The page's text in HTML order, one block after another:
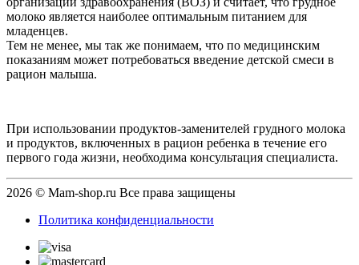
молоко является наиболее оптимальным питанием для
младенцев.
Тем не менее, мы так же понимаем, что по медицинским
показаниям может потребоваться введение детской смеси в
рацион малыша.
При использовании продуктов-заменителей грудного молока
и продуктов, включенных в рацион ребенка в течение его
первого года жизни, необходима консультация специалиста.
2026 © Mam-shop.ru Все права защищены
Политика конфиденциальности